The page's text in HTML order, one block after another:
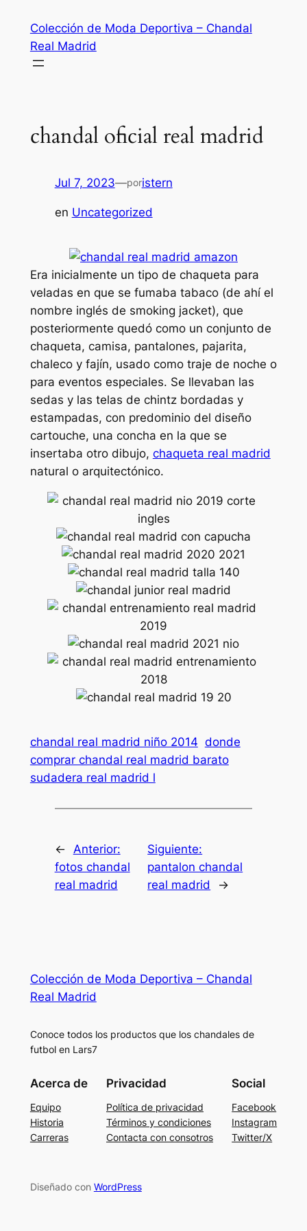
contenido
Colección de Moda Deportiva – Chandal
Real Madrid
chandal oficial real madrid
Jul 7, 2023—poristern
en Uncategorized
Era inicialmente un tipo de chaqueta para
veladas en que se fumaba tabaco (de ahí el
nombre inglés de smoking jacket), que
posteriormente quedó como un conjunto de
chaqueta, camisa, pantalones, pajarita,
chaleco y fajín, usado como traje de noche o
para eventos especiales. Se llevaban las
sedas y las telas de chintz bordadas y
estampadas, con predominio del diseño
cartouche, una concha en la que se
insertaba otro dibujo, chaqueta real madrid
natural o arquitectónico.
chandal real madrid niño 2014 donde
comprar chandal real madrid barato
sudadera real madrid l
←
Anterior:
fotos chandal
real madrid
Siguiente:
pantalon chandal
real madrid
→
Colección de Moda Deportiva – Chandal
Real Madrid
Conoce todos los productos que los chandales de
futbol en Lars7
Acerca de
Equipo
Historia
Carreras
Privacidad
Política de privacidad
Términos y condiciones
Contacta con consotros
Social
Facebook
Instagram
Twitter/X
Diseñado con WordPress